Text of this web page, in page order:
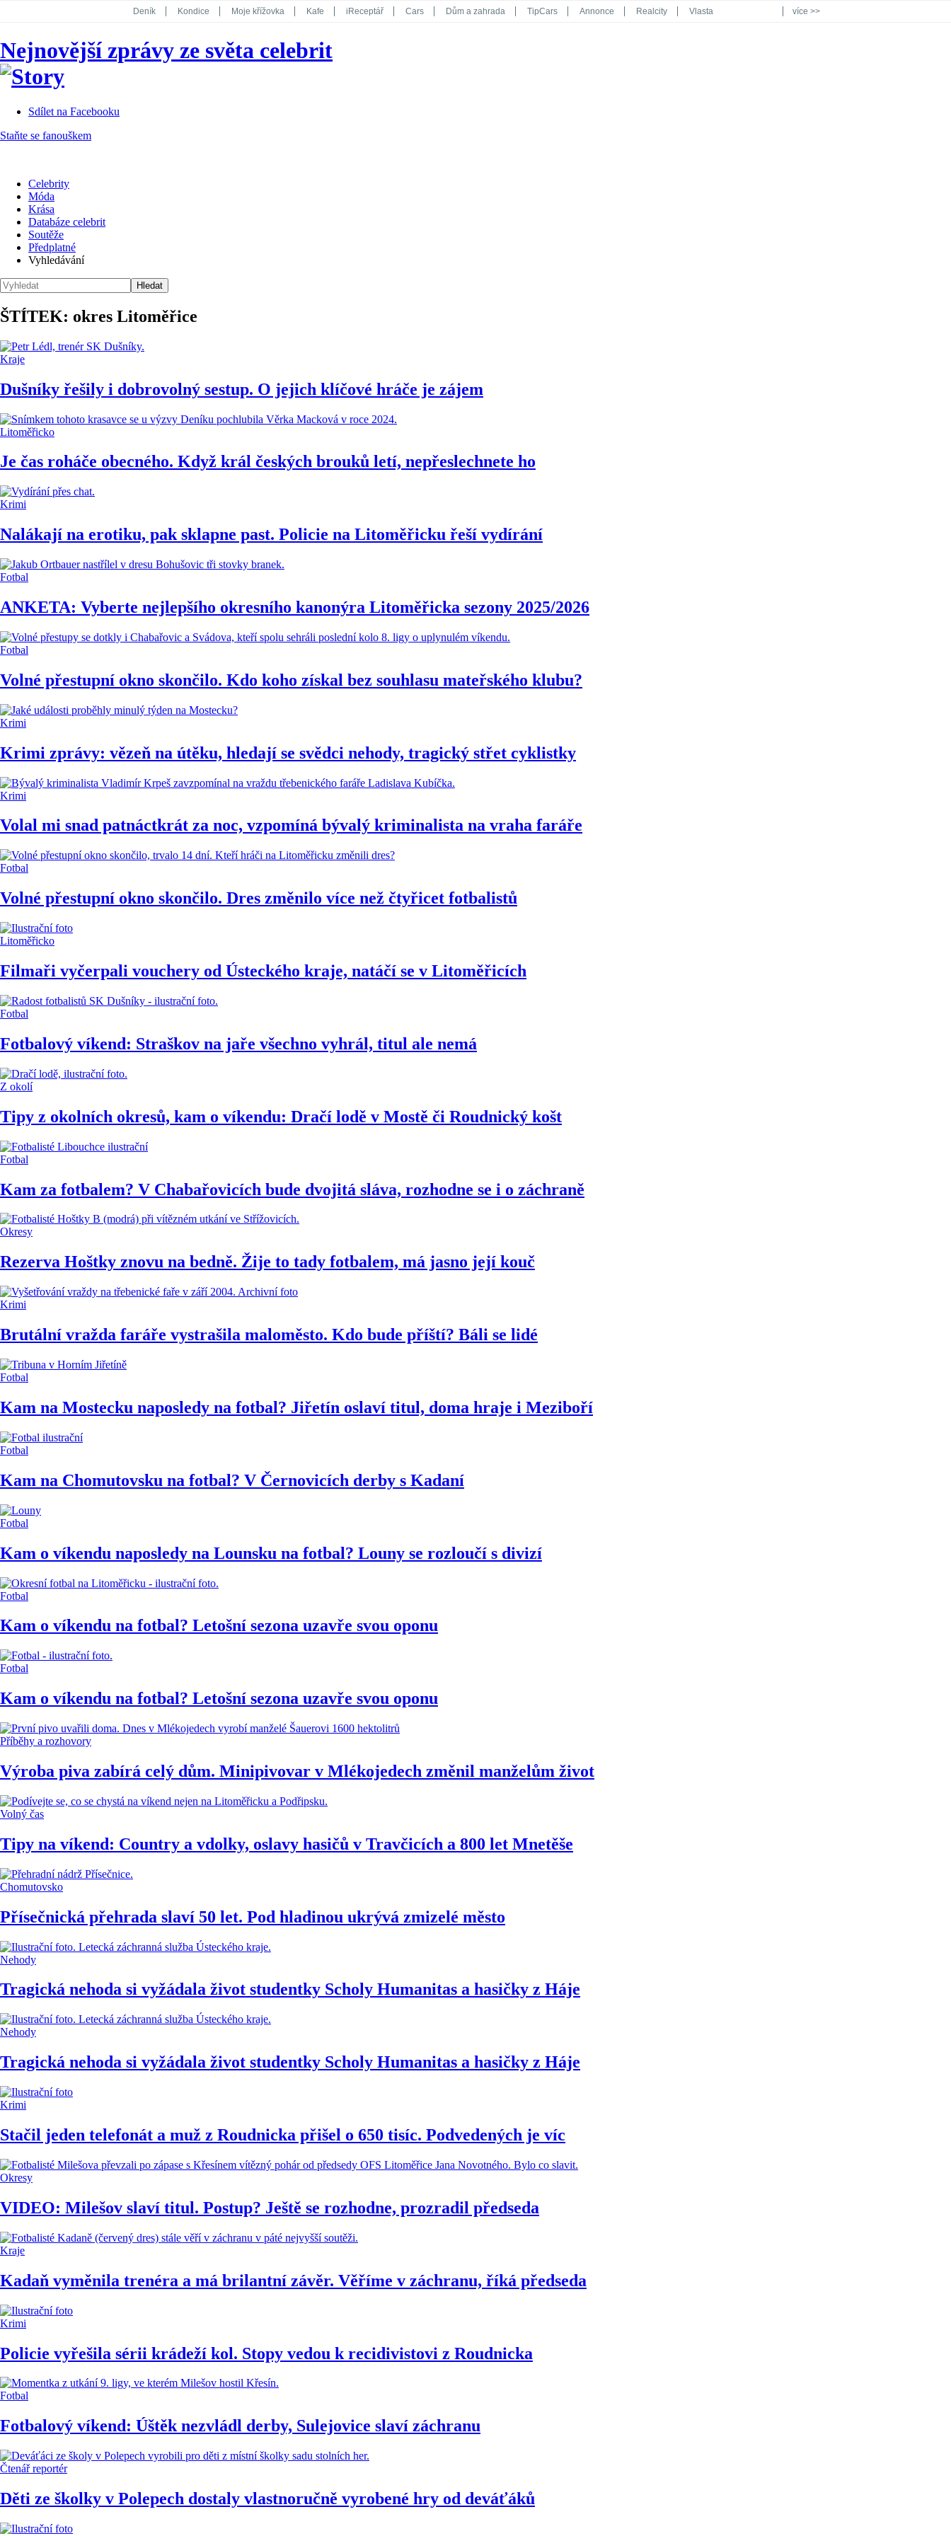
Deník Kondice Moje křížovka Kafe iReceptář Cars Dům a zahrada TipCars Annonce Realcity Vlasta
Koktejl
více >>
Nejnovější zprávy ze světa celebrit
Sdílet na Facebooku
Staňte se fanouškem
Celebrity
Móda
Krása
Databáze celebrit
Soutěže
Předplatné
Vyhledávání
ŠTÍTEK: okres Litoměřice
Kraje
Dušníky řešily i dobrovolný sestup. O jejich klíčové hráče je zájem
Litoměřicko
Je čas roháče obecného. Když král českých brouků letí, nepřeslechnete ho
Krimi
Nalákají na erotiku, pak sklapne past. Policie na Litoměřicku řeší vydírání
Fotbal
ANKETA: Vyberte nejlepšího okresního kanonýra Litoměřicka sezony 2025/2026
Fotbal
Volné přestupní okno skončilo. Kdo koho získal bez souhlasu mateřského klubu?
Krimi
Krimi zprávy: vězeň na útěku, hledají se svědci nehody, tragický střet cyklistky
Krimi
Volal mi snad patnáctkrát za noc, vzpomíná bývalý kriminalista na vraha faráře
Fotbal
Volné přestupní okno skončilo. Dres změnilo více než čtyřicet fotbalistů
Litoměřicko
Filmaři vyčerpali vouchery od Ústeckého kraje, natáčí se v Litoměřicích
Fotbal
Fotbalový víkend: Straškov na jaře všechno vyhrál, titul ale nemá
Z okolí
Tipy z okolních okresů, kam o víkendu: Dračí lodě v Mostě či Roudnický košt
Fotbal
Kam za fotbalem? V Chabařovicích bude dvojitá sláva, rozhodne se i o záchraně
Okresy
Rezerva Hoštky znovu na bedně. Žije to tady fotbalem, má jasno její kouč
Krimi
Brutální vražda faráře vystrašila maloměsto. Kdo bude příští? Báli se lidé
Fotbal
Kam na Mostecku naposledy na fotbal? Jiřetín oslaví titul, doma hraje i Meziboří
Fotbal
Kam na Chomutovsku na fotbal? V Černovicích derby s Kadaní
Fotbal
Kam o víkendu naposledy na Lounsku na fotbal? Louny se rozloučí s divizí
Fotbal
Kam o víkendu na fotbal? Letošní sezona uzavře svou oponu
Fotbal
Kam o víkendu na fotbal? Letošní sezona uzavře svou oponu
Příběhy a rozhovory
Výroba piva zabírá celý dům. Minipivovar v Mlékojedech změnil manželům život
Volný čas
Tipy na víkend: Country a vdolky, oslavy hasičů v Travčicích a 800 let Mnetěše
Chomutovsko
Přísečnická přehrada slaví 50 let. Pod hladinou ukrývá zmizelé město
Nehody
Tragická nehoda si vyžádala život studentky Scholy Humanitas a hasičky z Háje
Nehody
Tragická nehoda si vyžádala život studentky Scholy Humanitas a hasičky z Háje
Krimi
Stačil jeden telefonát a muž z Roudnicka přišel o 650 tisíc. Podvedených je víc
Okresy
VIDEO: Milešov slaví titul. Postup? Ještě se rozhodne, prozradil předseda
Kraje
Kadaň vyměnila trenéra a má brilantní závěr. Věříme v záchranu, říká předseda
Krimi
Policie vyřešila sérii krádeží kol. Stopy vedou k recidivistovi z Roudnicka
Fotbal
Fotbalový víkend: Úštěk nezvládl derby, Sulejovice slaví záchranu
Čtenář reportér
Děti ze školky v Polepech dostaly vlastnoručně vyrobené hry od deváťáků